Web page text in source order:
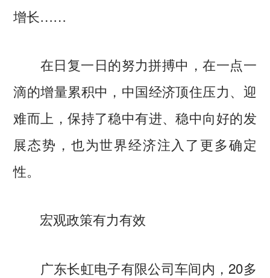
增长……
在日复一日的努力拼搏中，在一点一
滴的增量累积中，中国经济顶住压力、迎
难而上，保持了稳中有进、稳中向好的发
展态势，也为世界经济注入了更多确定
性。
宏观政策有力有效
广东长虹电子有限公司车间内，20多